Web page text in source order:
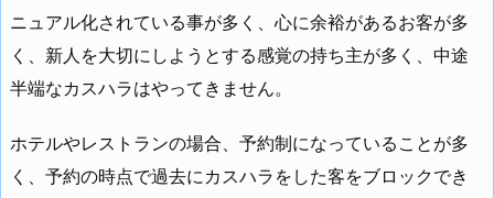
ニュアル化されている事が多く、心に余裕があるお客が多
く、新人を大切にしようとする感覚の持ち主が多く、中途
半端なカスハラはやってきません。
ホテルやレストランの場合、予約制になっていることが多
く、予約の時点で過去にカスハラをした客をブロックでき